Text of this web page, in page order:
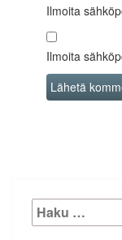
Ilmoita
Ilmoita
Etsi: